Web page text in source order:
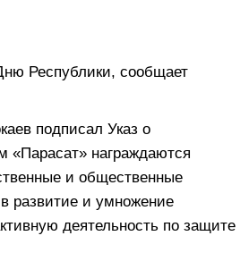
Республики, сообщает
подписал Указ о
«Парасат» награждаются
и общественные
развитие и умножение
деятельность по защите